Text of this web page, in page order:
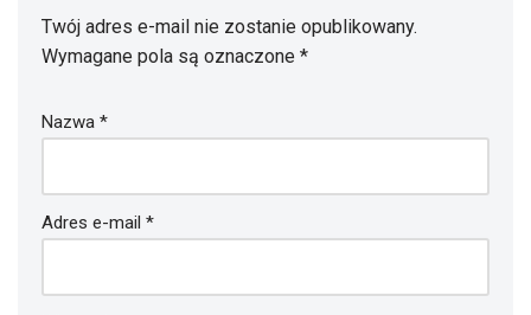
Twój adres e-mail nie zostanie opublikowany.
Wymagane pola są oznaczone *
Nazwa *
Adres e-mail *